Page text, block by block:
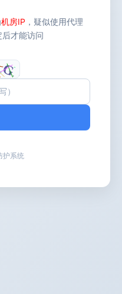
机房IP ，疑似使用代理
才能访问
护系统